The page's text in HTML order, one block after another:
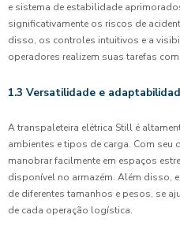
e sistema de estabilidade
significativamente os riscos de
disso, os controles intuitivos e a
operadores realizem suas tarefas
1.3 Versatilidade e
A transpaleteira elétrica Still é
ambientes e tipos de carga. Com
manobrar facilmente em espaços
disponível no armazém. Além disso,
de diferentes tamanhos e pesos, se
de cada operação logística.